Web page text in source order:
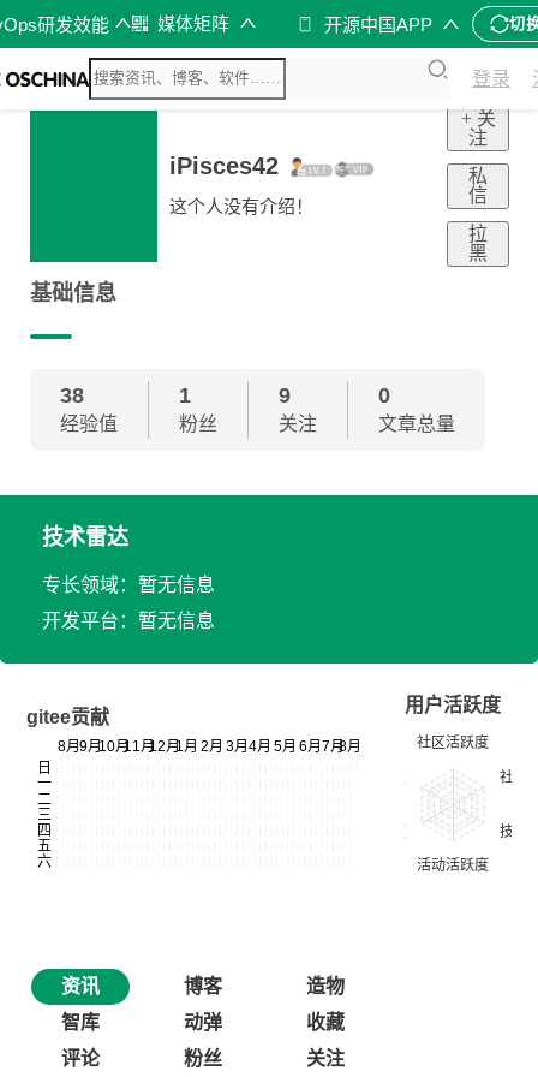
研发效能 媒体矩阵 开源中国APP 切
登录
iPisces42
这个人没有介绍！
+ 关
注
私
信
拉
黑
基础信息
38
经验值
1
粉丝
9
关注
0
文章总量
技术雷达
专长领域：暂无信息
开发平台：暂无信息
gitee贡献
用户活跃度
资讯 博客
造物
智库
动弹
收藏
评论
粉丝 关注